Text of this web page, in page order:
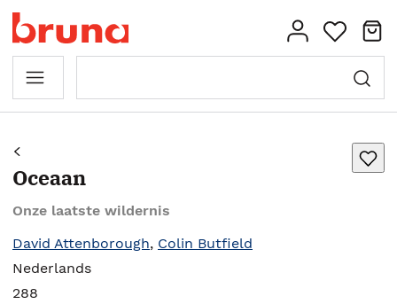
Oceaan
Onze laatste wildernis
David Attenborough, Colin Butfield
Nederlands
288